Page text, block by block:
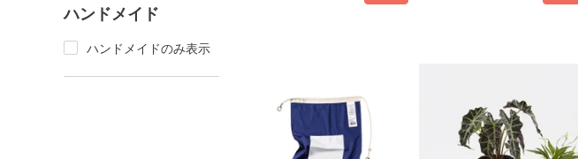
ハンドメイド
ハンドメイドのみ表示